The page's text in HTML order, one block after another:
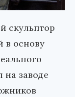
скульптор
в основу
на заводе